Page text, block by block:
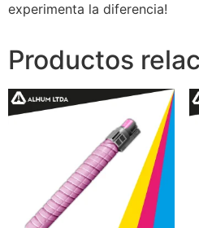
experimenta la diferencia!
Productos